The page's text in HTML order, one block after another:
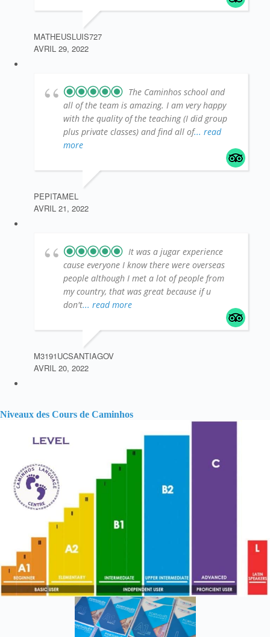
MATHEUSLUIS727
AVRIL 29, 2022
The Caminhos school and
all of the team is amazing. I am very happy
with the quality of the teaching (I did group
plus private classes) and find all of... read
more
PEPITAMEL
AVRIL 21, 2022
It was a jugar experience
cause everyone I know there were overseas
people although I met a lot of people from
my country, that was great because if u
don't... read more
M3191UCSANTIAGOV
AVRIL 20, 2022
Niveaux des Cours de Caminhos